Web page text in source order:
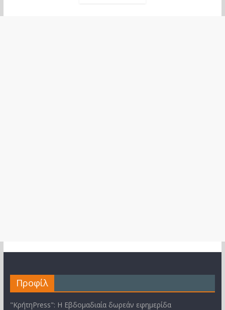
Προφίλ
"ΚρήτηPress": Η Εβδομαδιαία δωρεάν εφημερίδα